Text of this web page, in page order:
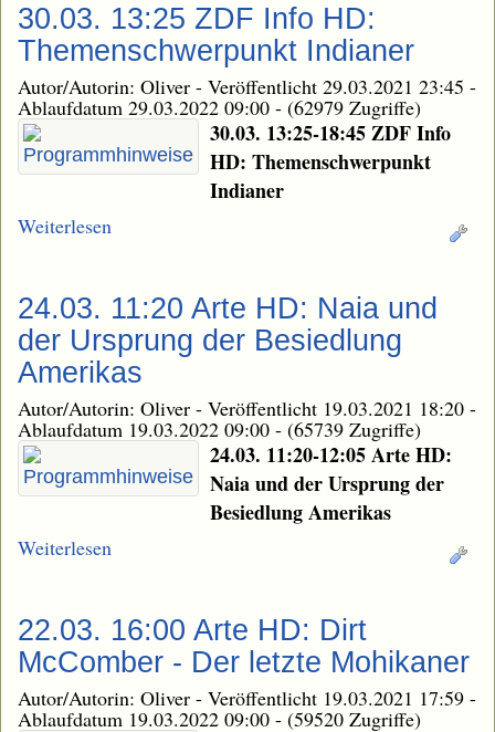
30.03. 13:25 ZDF Info HD:
Themenschwerpunkt Indianer
Autor/Autorin: Oliver - Veröffentlicht 29.03.2021 23:45 -
Ablaufdatum 29.03.2022 09:00 - (62979 Zugriffe)
30.03. 13:25-18:45 ZDF Info
HD: Themenschwerpunkt
Indianer
Weiterlesen
24.03. 11:20 Arte HD: Naia und
der Ursprung der Besiedlung
Amerikas
Autor/Autorin: Oliver - Veröffentlicht 19.03.2021 18:20 -
Ablaufdatum 19.03.2022 09:00 - (65739 Zugriffe)
24.03. 11:20-12:05 Arte HD:
Naia und der Ursprung der
Besiedlung Amerikas
Weiterlesen
22.03. 16:00 Arte HD: Dirt
McComber - Der letzte Mohikaner
Autor/Autorin: Oliver - Veröffentlicht 19.03.2021 17:59 -
Ablaufdatum 19.03.2022 09:00 - (59520 Zugriffe)